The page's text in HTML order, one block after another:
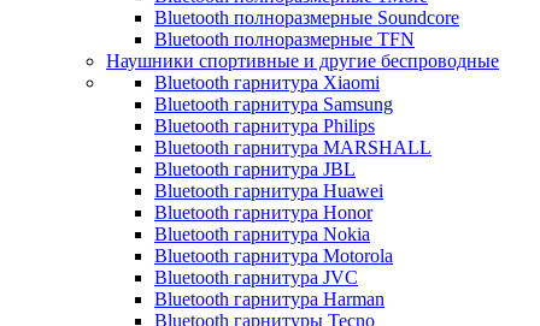
Bluetooth полноразмерные Soundcore
Bluetooth полноразмерные TFN
Наушники спортивные и другие беспроводные
Bluetooth гарнитура Xiaomi
Bluetooth гарнитура Samsung
Bluetooth гарнитура Philips
Bluetooth гарнитура MARSHALL
Bluetooth гарнитура JBL
Bluetooth гарнитура Huawei
Bluetooth гарнитура Honor
Bluetooth гарнитура Nokia
Bluetooth гарнитура Motorola
Bluetooth гарнитура JVC
Bluetooth гарнитура Harman
Bluetooth гарнитуры Tecno